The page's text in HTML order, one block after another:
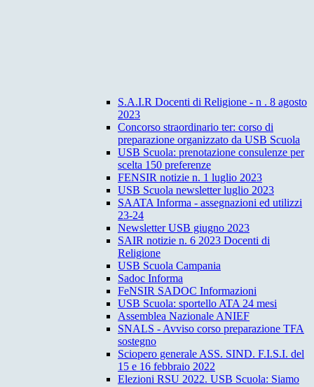
S.A.I.R Docenti di Religione - n . 8 agosto
2023
Concorso straordinario ter: corso di
preparazione organizzato da USB Scuola
USB Scuola: prenotazione consulenze per
scelta 150 preferenze
FENSIR notizie n. 1 luglio 2023
USB Scuola newsletter luglio 2023
SAATA Informa - assegnazioni ed utilizzi
23-24
Newsletter USB giugno 2023
SAIR notizie n. 6 2023 Docenti di
Religione
USB Scuola Campania
Sadoc Informa
FeNSIR SADOC Informazioni
USB Scuola: sportello ATA 24 mesi
Assemblea Nazionale ANIEF
SNALS - Avviso corso preparazione TFA
sostegno
Sciopero generale ASS. SIND. F.I.S.I. del
15 e 16 febbraio 2022
Elezioni RSU 2022. USB Scuola: Siamo